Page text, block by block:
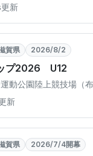
更新
賀県 2026/8/2
プ2026 U12
動公園陸上競技場（
新
賀県 2026/7/4開幕